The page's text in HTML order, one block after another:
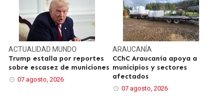
ACTUALIDADMUNDO
Trump estalla por reportes
sobre escasez de municiones
07 agosto, 2026
ARAUCANÍA
CChC Araucanía apoya a
municipios y sectores
afectados
07 agosto, 2026